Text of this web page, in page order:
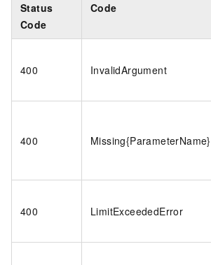
Status
Code
Code
400 InvalidArgument
400 Missing{ParameterName}
400 LimitExceededError